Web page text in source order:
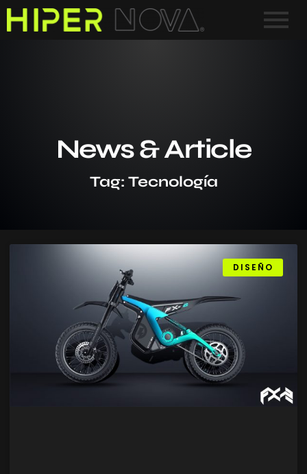
News & Article
Tag: Tecnología
DISEÑO